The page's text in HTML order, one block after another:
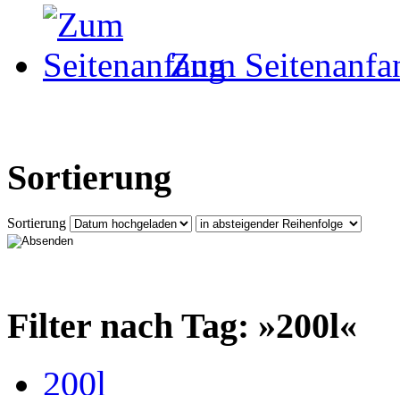
Zum
Sortierung
Sortierung
Filter nach Tag: »200l«
200l